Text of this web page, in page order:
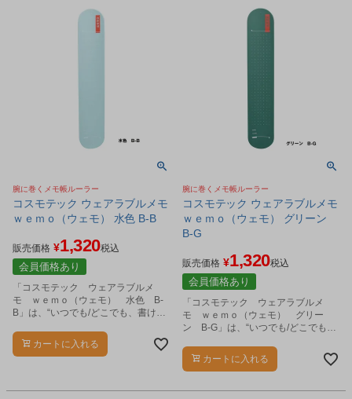
腕に巻くメモ帳ルーラー
コスモテック ウェアラブルメモ
ｗｅｍｏ（ウェモ） 水色 B-B
販売価格 ¥1,320税込
会員価格あり
「コスモテック ウェアラブルメ
モ ｗｅｍｏ（ウェモ） 水色 B-
B」は、“いつでも/どこでも、書ける/
に巻いて使用できるウェアラブルメ
モです。
カートに入れる
腕に巻くメモ帳ルーラー
コスモテック ウェアラブルメモ
ｗｅｍｏ（ウェモ） グリーン
B-G
販売価格 ¥1,320税込
会員価格あり
「コスモテック ウェアラブルメ
モ ｗｅｍｏ（ウェモ） グリー
ン B-G」は、“いつでも/どこでも、
た、腕に巻いて使用できるウェアラ
ブルメモです。
カートに入れる